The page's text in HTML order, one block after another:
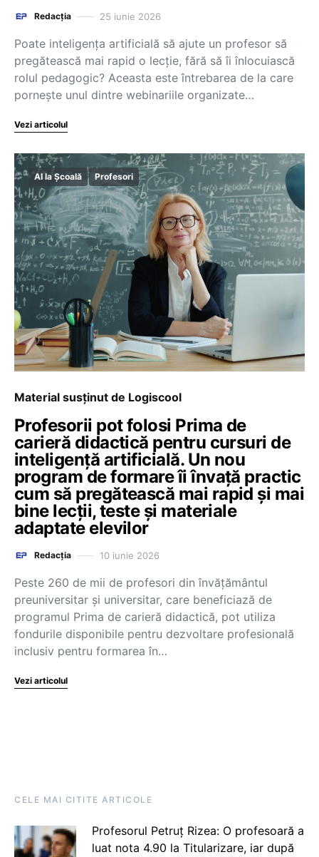
Redacția 25 iunie 2026
Poate inteligența artificială să ajute un profesor să
pregătească mai rapid o lecție, fără să îi înlocuiască
rolul pedagogic? Aceasta este întrebarea de la care
pornește unul dintre webinariile organizate…
Vezi articolul
AI la Școală Profesori
Material susținut de Logiscool
Profesorii pot folosi Prima de
carieră didactică pentru cursuri de
inteligență artificială. Un nou
program de formare îi învață practic
cum să pregătească mai rapid și mai
bine lecții, teste și materiale
adaptate elevilor
Redacția 10 iunie 2026
Peste 260 de mii de profesori din învățământul
preuniversitar și universitar, care beneficiază de
programul Prima de carieră didactică, pot utiliza
fondurile disponibile pentru dezvoltare profesională
inclusiv pentru formarea în…
Vezi articolul
CELE MAI CITITE ARTICOLE
Profesorul Petruț Rizea: O profesoară a
luat nota 4.90 la Titularizare, iar după